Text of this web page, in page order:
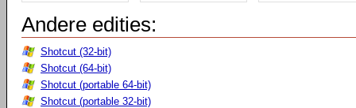
Andere edities:
Shotcut (32-bit)
Shotcut (64-bit)
Shotcut (portable 64-bit)
Shotcut (portable 32-bit)